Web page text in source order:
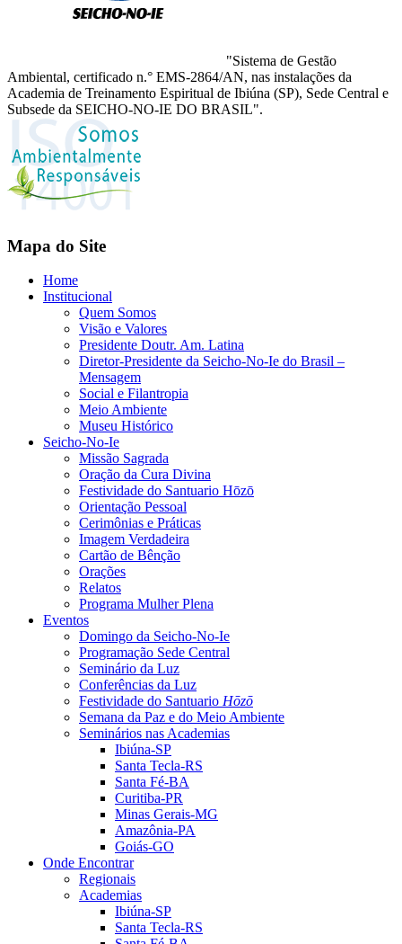
"Sistema de Gestão
Ambiental, certificado n.° EMS-2864/AN, nas instalações da
Academia de Treinamento Espiritual de Ibiúna (SP), Sede Central e
Subsede da SEICHO-NO-IE DO BRASIL".
Mapa do Site
Home
Institucional
Quem Somos
Visão e Valores
Presidente Doutr. Am. Latina
Diretor-Presidente da Seicho-No-Ie do Brasil –
Mensagem
Social e Filantropia
Meio Ambiente
Museu Histórico
Seicho-No-Ie
Missão Sagrada
Oração da Cura Divina
Festividade do Santuario Hōzō
Orientação Pessoal
Cerimônias e Práticas
Imagem Verdadeira
Cartão de Bênção
Orações
Relatos
Programa Mulher Plena
Eventos
Domingo da Seicho-No-Ie
Programação Sede Central
Seminário da Luz
Conferências da Luz
Festividade do Santuario Hōzō
Semana da Paz e do Meio Ambiente
Seminários nas Academias
Ibiúna-SP
Santa Tecla-RS
Santa Fé-BA
Curitiba-PR
Minas Gerais-MG
Amazônia-PA
Goiás-GO
Onde Encontrar
Regionais
Academias
Ibiúna-SP
Santa Tecla-RS